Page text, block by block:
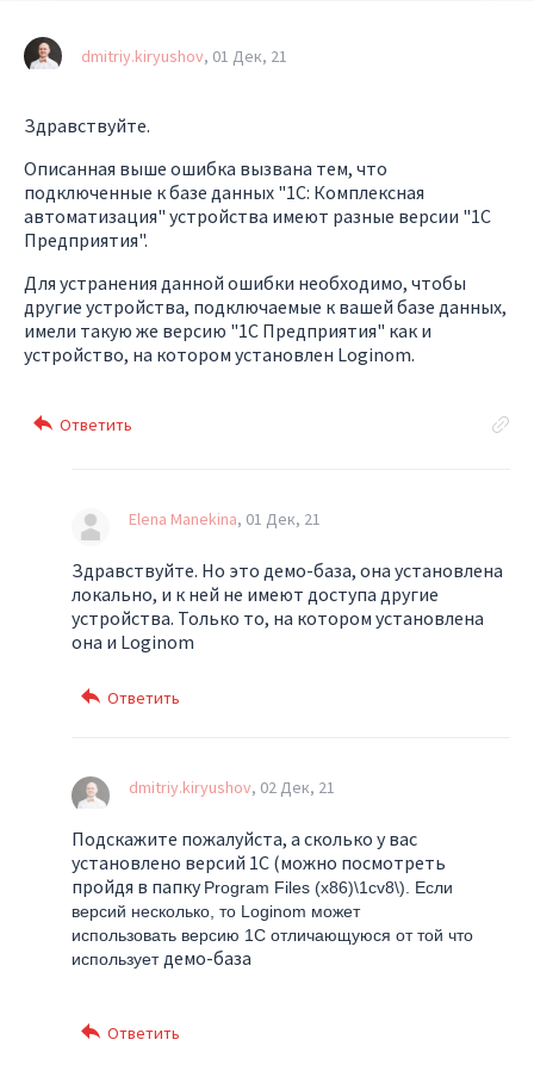
dmitriy.kiryushov 01 Дек, 21
Здравствуйте.
Описанная выше ошибка вызвана тем, что
подключенные к базе данных "1С: Комплексная
автоматизация" устройства имеют разные версии "1С
Предприятия".
Для устранения данной ошибки необходимо, чтобы
другие устройства, подключаемые к вашей базе данных,
имели такую же версию "1С Предприятия" как и
устройство, на котором установлен Loginom.
Elena Manekina 01 Дек, 21
Здравствуйте. Но это демо-база, она установлена
локально, и к ней не имеют доступа другие
устройства. Только то, на котором установлена
она и Loginom
dmitriy.kiryushov 02 Дек, 21
Подскажите пожалуйста, а сколько у вас
установлено версий 1С (можно посмотреть
пройдя в папкуProgram Files (x86)\1cv8\). Если
версий несколько, то Loginom может
использовать версию 1С отличающуюся от той что
используетдемо-база